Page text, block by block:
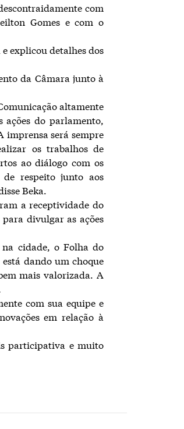
com
Gomes e com o
explicou detalhes dos
da Câmara junto à
altamente
do parlamento,
imprensa será sempre
os trabalhos de
ao diálogo com os
respeito junto aos
Beka.
a receptividade do
divulgar as ações
cidade, o Folha do
dando um choque
mais valorizada. A
com sua equipe e
em relação à
participativa e muito